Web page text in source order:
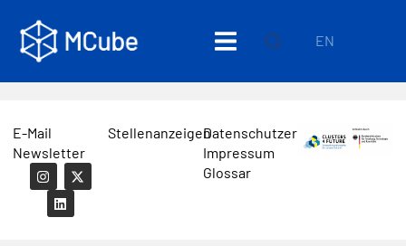
EN
E-Mail
Newsletter
StellenanzeigenDatenschutzerklärung
Impressum
Glossar